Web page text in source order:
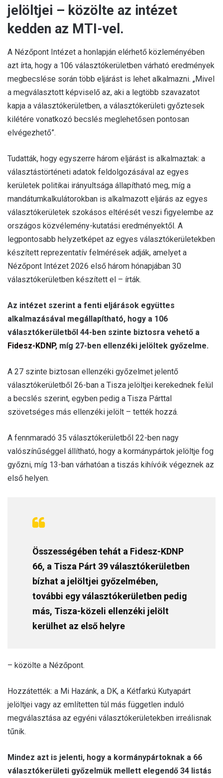
jelöltjei – közölte az intézet
kedden az MTI-vel.
A Nézőpont Intézet a honlapján elérhető közleményében
azt írta, hogy a 106 választókerületben várható eredmények
megbecslése során több eljárást is lehet alkalmazni. „Mivel
a megválasztott képviselő az, aki a legtöbb szavazatot
kapja a választókerületben, a választókerületi győztesek
kilétére vonatkozó becslés meglehetősen pontosan
elvégezhető”.
Tudatták, hogy egyszerre három eljárást is alkalmaztak: a
választástörténeti adatok feldolgozásával az egyes
kerületek politikai irányultsága állapítható meg, míg a
mandátumkalkulátorokban is alkalmazott eljárás az egyes
választókerületek szokásos eltérését veszi figyelembe az
országos közvélemény-kutatási eredményektől. A
legpontosabb helyzetképet az egyes választókerületekben
készített reprezentatív felmérések adják, amelyet a
Nézőpont Intézet 2026 első három hónapjában 30
választókerületben készített el – írták.
Az intézet szerint a fenti eljárások együttes
alkalmazásával megállapítható, hogy a 106
választókerületből 44-ben szinte biztosra vehető a
Fidesz-KDNP, míg 27-ben ellenzéki jelöltek győzelme.
A 27 szinte biztosan ellenzéki győzelmet jelentő
választókerületből 26-ban a Tisza jelöltjei kerekednek felül
a becslés szerint, egyben pedig a Tisza Párttal
szövetséges más ellenzéki jelölt – tették hozzá.
A fennmaradó 35 választókerületből 22-ben nagy
valószínűséggel állítható, hogy a kormánypártok jelöltje fog
győzni, míg 13-ban várhatóan a tiszás kihívóik végeznek az
első helyen.
Összességében tehát a Fidesz-KDNP
66, a Tisza Párt 39 választókerületben
bízhat a jelöltjei győzelmében,
további egy választókerületben pedig
más, Tisza-közeli ellenzéki jelölt
kerülhet az első helyre
– közölte a Nézőpont.
Hozzátették: a Mi Hazánk, a DK, a Kétfarkú Kutyapárt
jelöltjei vagy az említetten túl más független induló
megválasztása az egyéni választókerületekben irreálisnak
tűnik.
Mindez azt is jelenti, hogy a kormánypártoknak a 66
választókerületi győzelmük mellett elegendő 34 listás